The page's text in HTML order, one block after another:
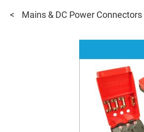
Mains & DC Power Connectors